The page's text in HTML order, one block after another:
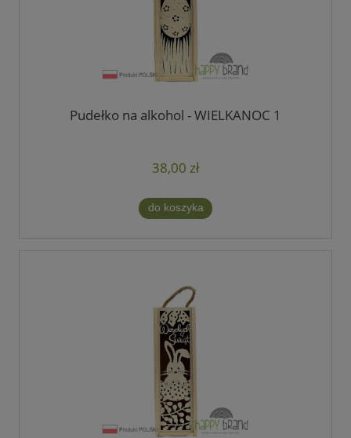
Pudełko na alkohol - WIELKANOC 1
38,00 zł
do koszyka